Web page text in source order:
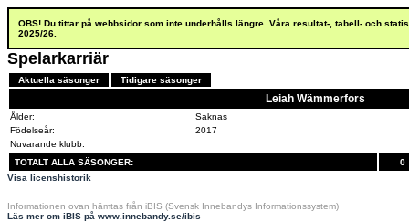
OBS! Du tittar på webbsidor som inte underhålls längre. Våra resultat-, tabell- och
2025/26.
Spelarkarriär
Aktuella säsonger Tidigare säsonger
Leiah Wämmerfors
Ålder:
Saknas
Födelseår:
2017
Nuvarande klubb:
TOTALT ALLA SÄSONGER:
0
Visa licenshistorik
Informationen ovan hämtas från iBIS (Svensk Innebandys Informationssystem)
Läs mer om iBIS på www.innebandy.se/ibis